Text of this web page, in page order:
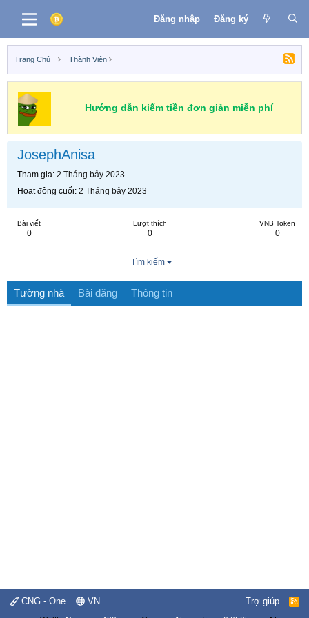
Đăng nhập Đăng ký
Trang Chủ Thành Viên
Hướng dẫn kiếm tiền đơn giản miễn phí
JosephAnisa
Tham gia 2 Tháng bảy 2023
Hoạt động cuối 2 Tháng bảy 2023
Bài viết
0
Lượt thích
0
VNB Token
0
Tìm kiếm
Tường nhà Bài đăng Thông tin
CNG - One VN Trợ giúp
R